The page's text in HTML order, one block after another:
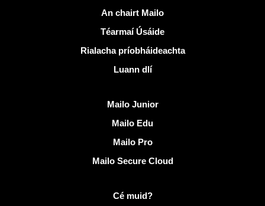
An chairt Mailo
Téarmaí Úsáide
Rialacha príobháideachta
Luann dlí
Mailo Junior
Mailo Edu
Mailo Pro
Mailo Secure Cloud
Cé muid?